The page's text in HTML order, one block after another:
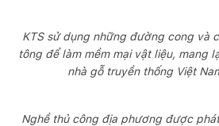
KTS sử dụng những đường cong và
tông để làm mềm mại vật liệu, mang
nhà gỗ truyền thống Việt
Nghề thủ công địa phương được